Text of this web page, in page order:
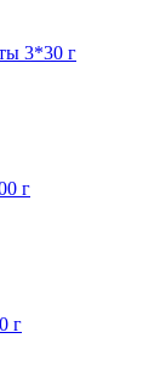
3*30 г
г
г